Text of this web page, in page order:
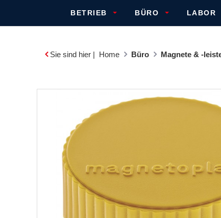
BETRIEB BÜRO LABOR
Sie sind hier | Home Büro Magnete & -